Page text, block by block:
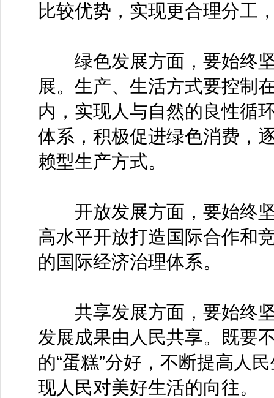
比较优势，实现更合理分工
绿色发展方面，要始终坚
展。生产、生活方式要控制
内，实现人与自然的良性循
体系，积极促进绿色消费，
赖型生产方式。
开放发展方面，要始终坚
高水平开放打造国际合作和
的国际经济治理体系。
共享发展方面，要始终坚
发展成果由人民共享。既要
的“蛋糕”分好，不断提高人
现人民对美好生活的向往。